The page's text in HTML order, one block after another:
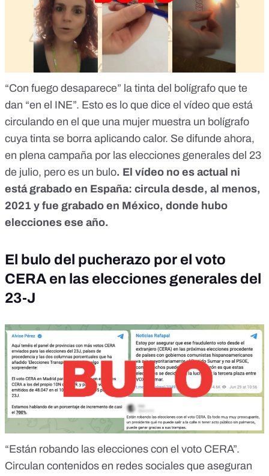
“Con fuego desaparece” la tinta del bolígrafo que te
dan “en el INE”. Esto es lo que dice el vídeo que está
circulando en el que una mujer muestra un bolígrafo
cuya tinta se borra aplicando calor. Se difunde ahora,
en plena campaña por las elecciones generales del 23
de julio, pero es un bulo. El vídeo no es actual ni
está grabado en España: circula desde, al menos,
2021 y fue grabado en México, donde hubo
elecciones ese año.
El bulo del pucherazo por el voto
CERA en las elecciones generales del
23-J
“Están robando las elecciones con el voto CERA”.
Circulan contenidos en redes sociales que aseguran